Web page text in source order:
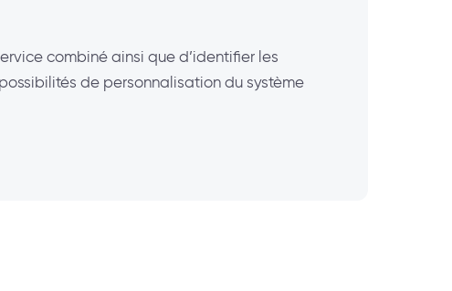
combiné ainsi que d’identifier les
de personnalisation du système